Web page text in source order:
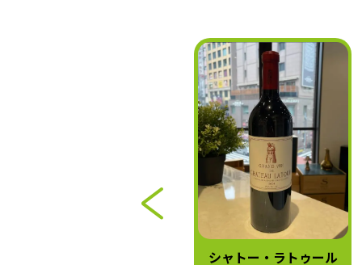
シャトー・ラトゥール